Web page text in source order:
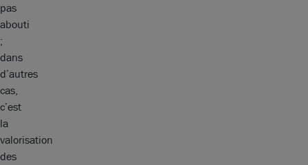
pas
abouti
;
dans
d’autres
cas,
c’est
la
valorisation
des